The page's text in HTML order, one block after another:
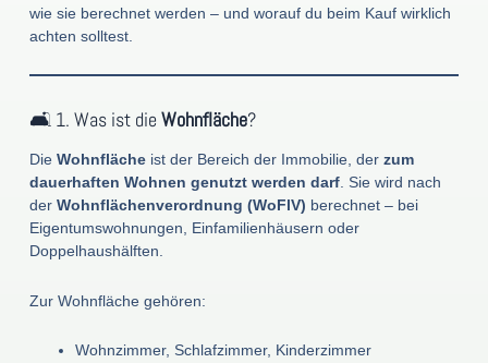
wie sie berechnet werden – und worauf du beim Kauf wirklich
achten solltest.
🛋️ 1. Was ist die Wohnfläche?
Die Wohnflächeist der Bereich der Immobilie, der zum
dauerhaften Wohnen genutzt werden darf. Sie wird nach
der Wohnflächenverordnung (WoFlV) berechnet – bei
Eigentumswohnungen, Einfamilienhäusern oder
Doppelhaushälften.
Zur Wohnfläche gehören:
Wohnzimmer, Schlafzimmer, Kinderzimmer